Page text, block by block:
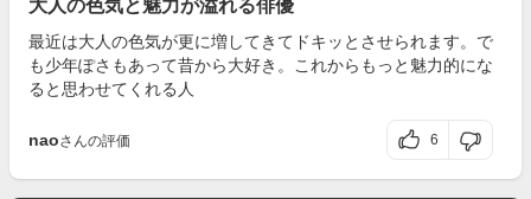
大人の色気と魅力が溢れる俳優
最近は大人の色気が更に増してきてドキッとさせられます。で
も少年ぽさもあって昔から大好き。これからもっと魅力的にな
ると思わせてくれる人
naoさんの評価 6